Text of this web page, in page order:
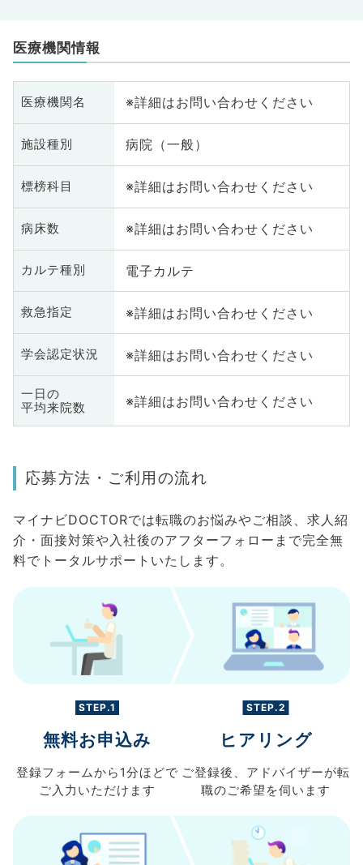
医療機関情報
医療機関名 ※詳細はお問い合わせください
施設種別 病院（一般）
標榜科目 ※詳細はお問い合わせください
病床数 ※詳細はお問い合わせください
カルテ種別 電子カルテ
救急指定 ※詳細はお問い合わせください
学会認定状況 ※詳細はお問い合わせください
一日の
平均来院数
※詳細はお問い合わせください
応募方法・ご利用の流れ
マイナビDOCTORでは転職のお悩みやご相談、求人紹
介・面接対策や入社後のアフターフォローまで完全無
料でトータルサポートいたします。
STEP.1
無料お申込み
登録フォームから 1分ほどで
ご入力 いただけます
STEP.2
ヒアリング
ご登録後、 アドバイザーが転
職のご希望を伺います